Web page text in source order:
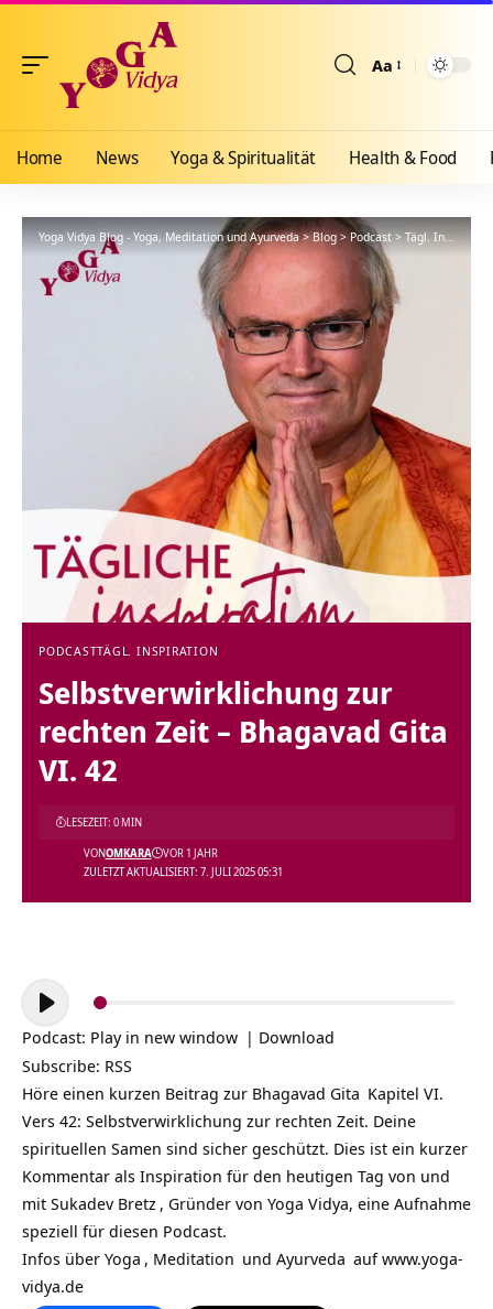
Aa
Home News Yoga & Spiritualität Health & Food
Yoga Vidya Blog - Yoga, Meditation und Ayurveda>Blog>Podcast>Tägl. Inspiration
PODCASTTÄGL. INSPIRATION
Selbstverwirklichung zur
rechten Zeit – Bhagavad Gita
VI. 42
ZULETZT AKTUALISIERT: 7. JULI 2025 05:31
VONOMKARA VOR 1 JAHR
LESEZEIT: 0 MIN
Audio-
Player
Podcast: Play in new window | Download
Subscribe: RSS
Höre einen kurzen Beitrag zur Bhagavad Gita Kapitel VI.
Vers 42: Selbstverwirklichung zur rechten Zeit. Deine
spirituellen Samen sind sicher geschützt. Dies ist ein kurzer
Kommentar als Inspiration für den heutigen Tag von und
mit Sukadev Bretz , Gründer von Yoga Vidya, eine Aufnahme
speziell für diesen Podcast.
Infos über Yoga , Meditation und Ayurveda aufwww.yoga-
vidya.de